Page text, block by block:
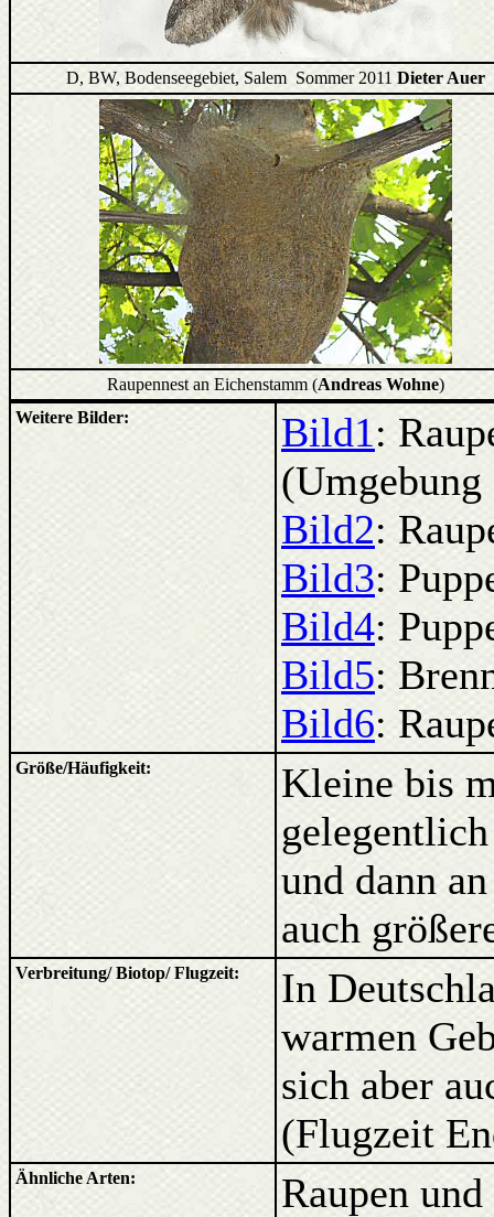
D, BW, Bodenseegebiet, Salem Sommer 2011 Dieter Auer
Raupennest an Eichenstamm (Andreas Wohne)
Weitere Bilder:
Bild1:
Bild2:
Bild3:
Bild4:
Bild5:
Bild6:
Größe/Häufigkeit:
Kleine bis
und dann
auch
Verbreitung/ Biotop/ Flugzeit:
In
warmen
sich aber
(Flugzeit
Ähnliche Arten:
Raupen